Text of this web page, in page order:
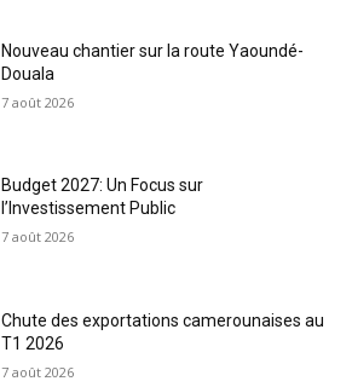
Nouveau chantier sur la route Yaoundé-
Douala
7 août 2026
Budget 2027: Un Focus sur
l’Investissement Public
7 août 2026
Chute des exportations camerounaises au
T1 2026
7 août 2026